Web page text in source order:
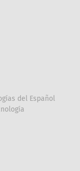
del Español